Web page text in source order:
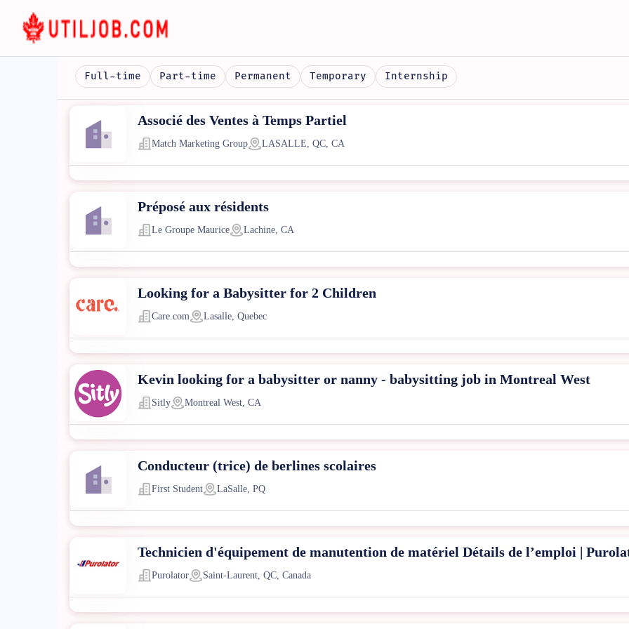
Full-time Part-time Permanent Temporary Internship
Associé des Ventes à Temps Partiel
Match Marketing Group LASALLE, QC, CA
Préposé aux résidents
Le Groupe Maurice Lachine, CA
Looking for a Babysitter for 2 Children
Care.com Lasalle, Quebec
Kevin looking for a babysitter or nanny - babysitting job in Montreal West
Sitly Montreal West, CA
Conducteur (trice) de berlines scolaires
First Student LaSalle, PQ
Technicien d'équipement de manutention de matériel Détails de l’emploi |
Purolator Saint-Laurent, QC, Canada